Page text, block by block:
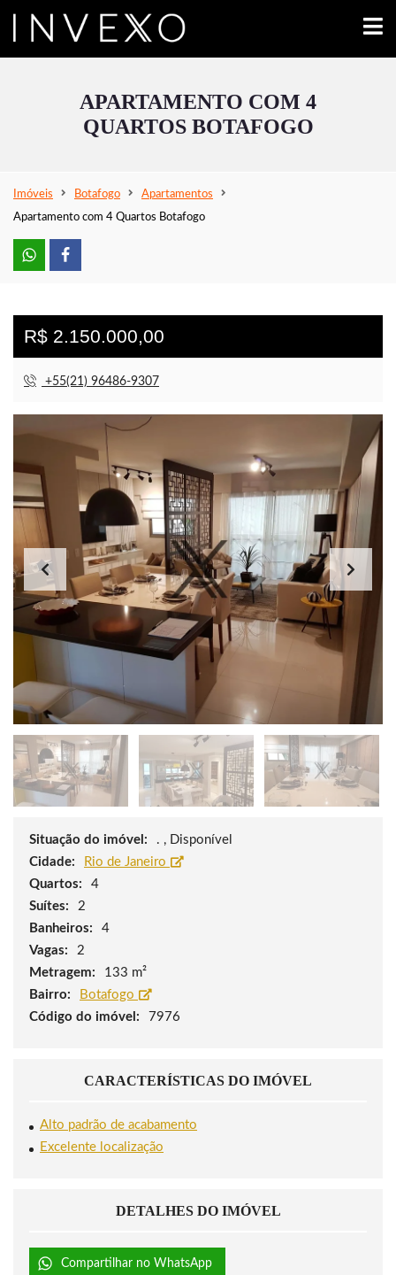
APARTAMENTO COM 4
QUARTOS BOTAFOGO
Imóveis Botafogo
Apartamentos
Apartamento com 4 Quartos Botafogo
R$ 2.150.000,00
+55(21) 96486-9307
Situação do imóvel:
. , Disponível
Cidade:
Rio de Janeiro
Quartos:
4
Suítes:
2
Banheiros:
4
Vagas:
2
Metragem:
133 m²
Bairro:
Botafogo
Código do imóvel:
7976
CARACTERÍSTICAS DO IMÓVEL
Alto padrão de acabamento
Excelente localização
DETALHES DO IMÓVEL
Compartilhar no WhatsApp